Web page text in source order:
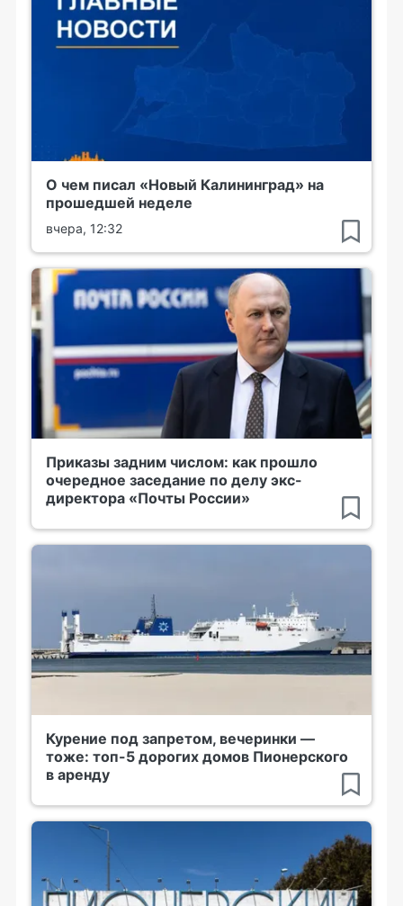
О чем писал «Новый Калининград» на
прошедшей неделе
вчера, 12:32
Приказы задним числом: как прошло
очередное заседание по делу экс-
директора «Почты России»
Курение под запретом, вечеринки —
тоже: топ-5 дорогих домов Пионерского
в аренду